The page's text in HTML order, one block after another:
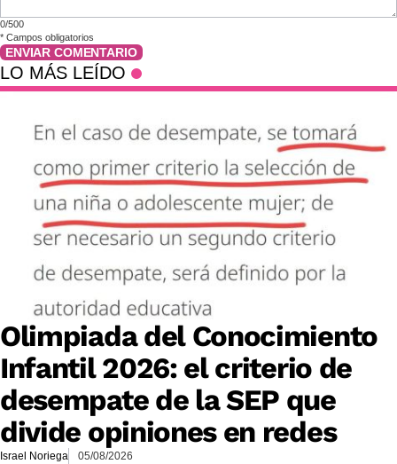
0/500
* Campos obligatorios
ENVIAR COMENTARIO
LO MÁS LEÍDO
Olimpiada del Conocimiento
Infantil 2026: el criterio de
desempate de la SEP que
divide opiniones en redes
Israel Noriega 05/08/2026